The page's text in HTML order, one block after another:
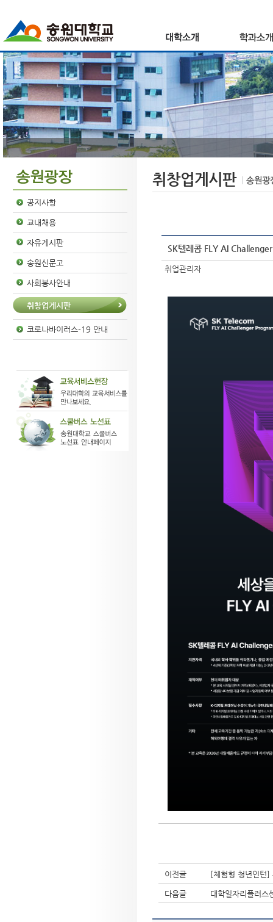
공지사항
교내채용
자유게시판
송원신문고
사회봉사안내
취창업게시판
코로나바이러스-19 안내
취창업게시판
SK텔레콤 FLY AI
취업관리자
이전글 [체험형 청년인턴]
다음글 대학일자리플러스